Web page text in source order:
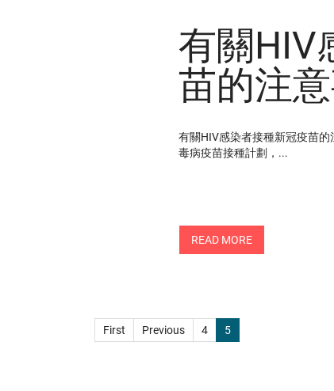
有關HIV
苗的注
有關HIV感染者接種新冠疫苗
毒病疫苗接種計劃，...
READ MORE
First Previous 4 5